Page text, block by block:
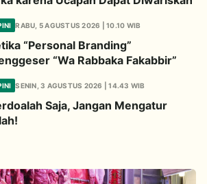
RABU, 5 AGUSTUS 2026 | 10.10 WIB
“Personal Branding”
“Wa Rabbaka Fakabbir”
SENIN, 3 AGUSTUS 2026 | 14.43 WIB
Saja, Jangan Mengatur